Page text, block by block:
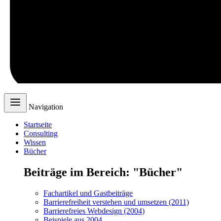
Navigation
Startseite
Consulting
Wissen
Bücher
Beiträge im Bereich: "Bücher"
Fachartikel und Gastbeiträge
Barrierefreiheit verstehen und umsetzen (2011)
Barrierefreies Webdesign (2004)